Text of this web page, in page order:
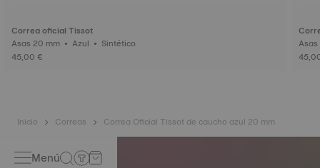
Correa oficial Tissot
Asas 20 mm • Azul • Sintético
45,00 €
Inicio Correas Correa Oficial Tissot de caucho azul 20 mm
Menú